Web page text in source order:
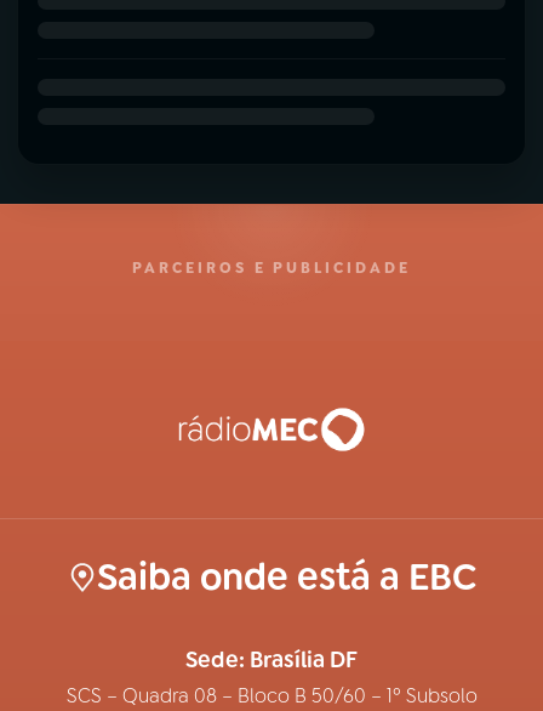
PARCEIROS E PUBLICIDADE
Saiba onde está a EBC
Sede: Brasília DF
SCS – Quadra 08 – Bloco B 50/60 – 1º Subsolo